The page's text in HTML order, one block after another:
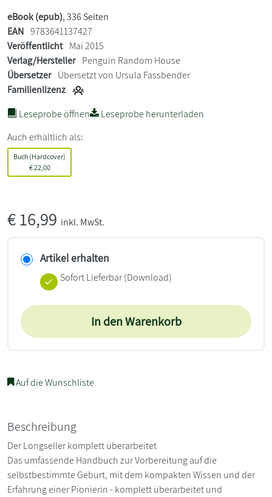
eBook (epub), 336 Seiten
EAN 9783641137427
Veröffentlicht Mai 2015
Verlag/Hersteller Penguin Random House
Übersetzer Übersetzt von Ursula Fassbender
Familienlizenz
Leseprobe öffnen
Leseprobe herunterladen
Auch erhältlich als:
Buch (Hardcover)
€22,00
€16,99 inkl. MwSt.
Artikel erhalten
Sofort Lieferbar (Download)
In den Warenkorb
Auf die Wunschliste
Beschreibung
Der Longseller komplett überarbeitet
Das umfassende Handbuch zur Vorbereitung auf die
selbstbestimmte Geburt, mit dem kompakten Wissen und der
Erfahrung einer Pionierin - komplett überarbeitet und